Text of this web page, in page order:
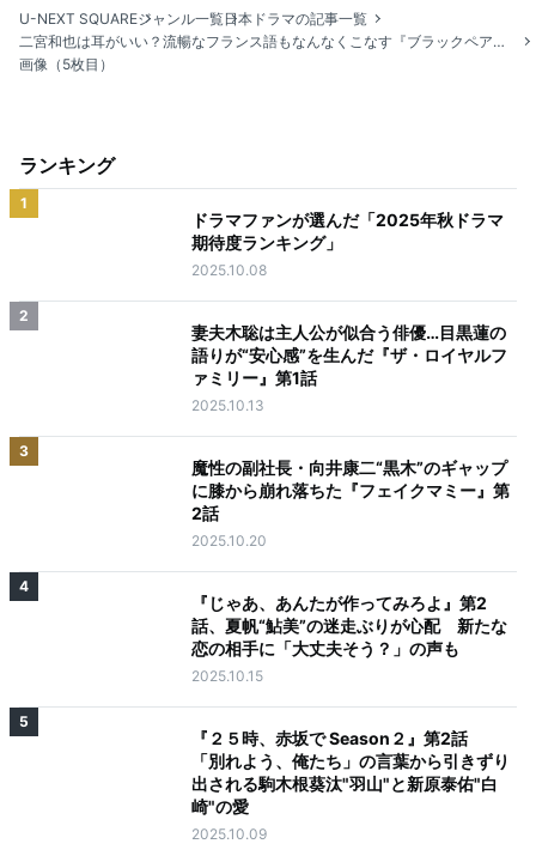
U-NEXT SQUAREジャンル一覧日本ドラマの記事一覧
二宮和也は耳がいい？流暢なフランス語もなんなくこなす『ブラックペアン シーズン２』渡海と天城の関係とは？
画像（5枚目）
ランキング
1
ドラマファンが選んだ「2025年秋ドラマ
期待度ランキング」
2025.10.08
2
妻夫木聡は主人公が似合う俳優…目黒蓮の
語りが“安心感”を生んだ『ザ・ロイヤルフ
ァミリー』第1話
2025.10.13
3
魔性の副社長・向井康二“黒木”のギャップ
に膝から崩れ落ちた『フェイクマミー』第
2話
2025.10.20
4
『じゃあ、あんたが作ってみろよ』第2
話、夏帆“鮎美”の迷走ぶりが心配 新たな
恋の相手に「大丈夫そう？」の声も
2025.10.15
5
『２５時、赤坂で Season２』第2話
「別れよう、俺たち」の言葉から引きずり
出される駒木根葵汰"羽山"と新原泰佑"白
崎"の愛
2025.10.09